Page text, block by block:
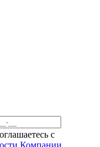
c
Компании